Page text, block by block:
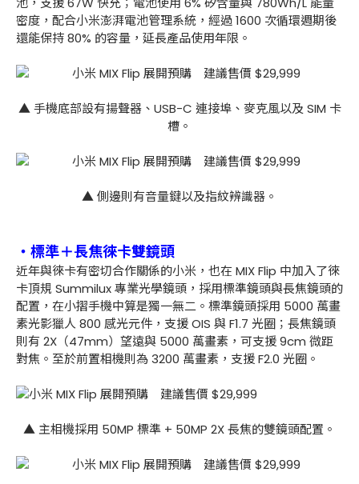
密度，配合小米澎湃電池管理系統，經過 1600 次循環週期後
還能保持 80% 的容量，延長產品使用年限。
▲ 手機底部設有揚聲器、USB-C 連接埠、麥克風以及 SIM 卡
槽。
▲ 側邊則有音量鍵以及指紋辨識器。
・標準＋長焦徠卡雙鏡頭
近年與徠卡有密切合作關係的小米，也在 MIX Flip 中加入了徠
卡頂規 Summilux 專業光學鏡頭，採用標準鏡頭與長焦鏡頭的
配置，在小摺手機中算是獨一無二。標準鏡頭採用 5000 萬畫
素光影獵人 800 感光元件，支援 OIS 與 F1.7 光圈；長焦鏡頭
則有 2X（47mm）望遠與 5000 萬畫素，可支援 9cm 微距
對焦。至於前置相機則為 3200 萬畫素，支援 F2.0 光圈。
▲ 主相機採用 50MP 標準 + 50MP 2X 長焦的雙鏡頭配置。